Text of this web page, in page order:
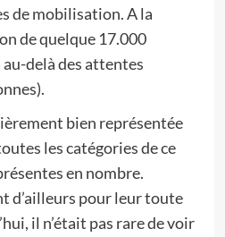
de mobilisation. A la
de quelque 17.000
delà des attentes
bien représentée
les catégories de ce
en nombre.
d’ailleurs pour leur toute
il n’était pas rare de voir